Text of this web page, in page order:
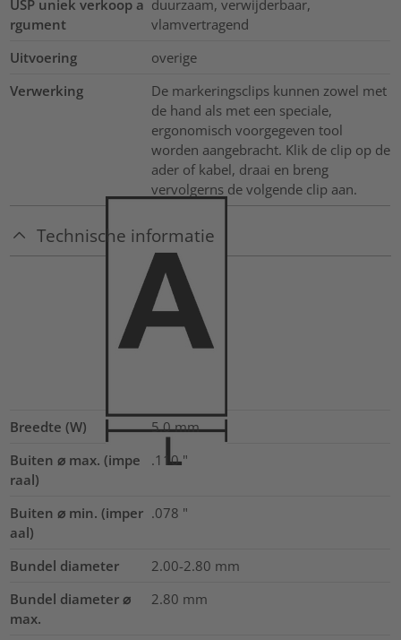
USP uniek verkoop a
rgument
duurzaam, verwijderbaar,
vlamvertragend
Uitvoering
overige
Verwerking
De markeringsclips kunnen zowel met
de hand als met een speciale,
ergonomisch voorgegeven tool
worden aangebracht. Klik de clip op de
ader of kabel, draai en breng
vervolgerns de volgende clip aan.
Technische informatie
Breedte (W) 5.0 mm
Buiten ⌀ max. (impe
raal)
.110 "
Buiten ⌀ min. (imper
aal)
.078 "
Bundel diameter 2.00-2.80 mm
Bundel diameter ⌀
max.
2.80 mm